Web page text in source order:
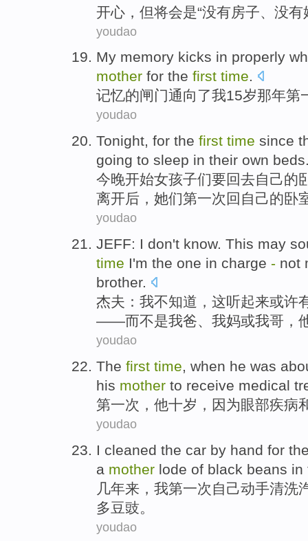
开心 ， 但将会是“没有房子 、没有
youdao
My memory kicks in properly
mother for the first time.
记忆的闸门通向了我15岁那年第
youdao
Tonight, for the first time since
going to sleep in their own beds
今晚开始女孩子们要回去自己的
离开后 ，她们第一次 回自己的卧
youdao
JEFF: I don't know. This may
time I'm the one in charge - not
brother.
杰夫 ： 我不知道 ， 这听起来或许
——而不是我爸、我妈或我哥 ，
youdao
The first time, when he was
his mother to receive medical
第一次 ， 他十岁， 因为眼部疾病
youdao
I cleaned the car by hand for
a mother lode of black beans in
几年来， 我第一次 自己动手清洗
多豆豉。
youdao